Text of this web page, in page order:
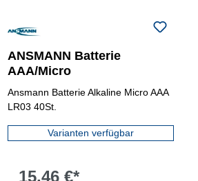
ANSMANN Batterie
AAA/Micro
Ansmann Batterie Alkaline Micro AAA
LR03 40St.
Varianten verfügbar
15,46 €*